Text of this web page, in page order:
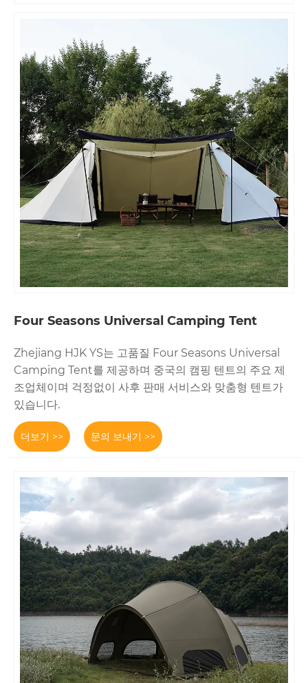
Four Seasons Universal Camping Tent
Zhejiang HJK YS는 고품질 Four Seasons Universal
Camping Tent를 제공하며 중국의 캠핑 텐트의 주요 제
조업체이며 걱정없이 사후 판매 서비스와 맞춤형 텐트가
있습니다.
더보기 >> 문의 보내기 >>